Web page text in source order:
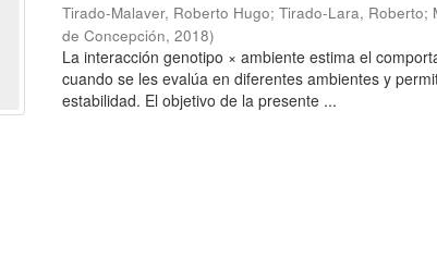
Tirado-Malaver, Roberto Hugo;Tirado-Lara, Roberto;
de Concepción,2018)
La interacción genotipo × ambiente estima el
cuando se les evalúa en diferentes ambientes y
estabilidad. El objetivo de la presente ...